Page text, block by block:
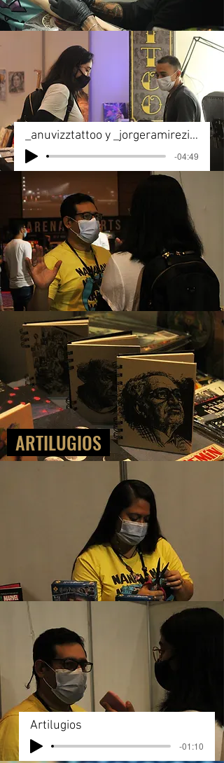
_anuvizztattoo y _jorgeramirezinktattoo
-04:49
ARTILUGIOS
Artilugios
-01:10